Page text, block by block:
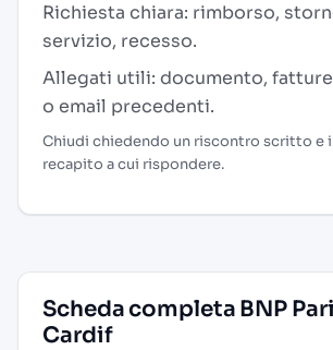
Richiesta chiara: rimborso,
servizio, recesso.
Allegati utili: documento,
o email precedenti.
Chiudi chiedendo un riscontro scritto e
recapito a cui rispondere.
Scheda completa BNP
Cardif